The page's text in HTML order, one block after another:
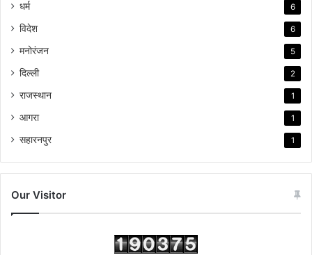
धर्म 6
विदेश 6
मनोरंजन 5
दिल्ली 2
राजस्थान 1
आगरा 1
सहारनपुर 1
Our Visitor